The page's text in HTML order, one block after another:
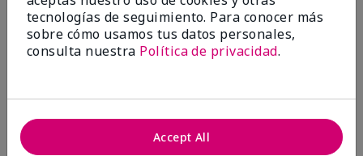
Mostrar Traducción
Mary Kay products
are giving me my
Sí, recomendaría a un amigo
tecnologías de seguimiento. Para conocer más
sobre cómo usamos tus datos personales,
consulta nuestra Política de privacidad.
Accept All